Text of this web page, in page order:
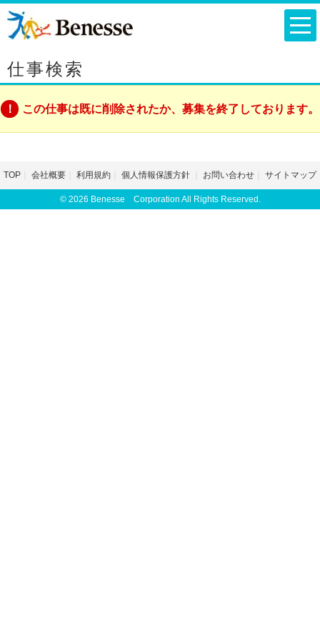
仕事検索
この仕事は既に削除されたか、募集を終了しております。
TOP 会社概要 利用規約 個人情報保護方針 お問い合わせ サイトマップ
© 2026 Benesse Corporation All Rights Reserved.